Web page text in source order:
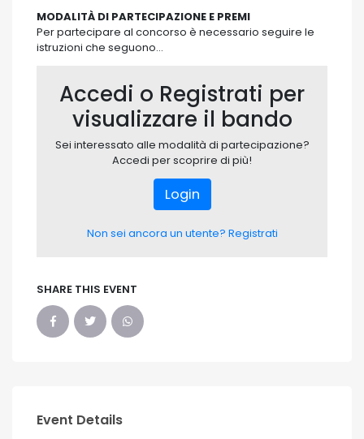
MODALITÀ DI PARTECIPAZIONE E PREMI
Per partecipare al concorso è necessario seguire le
istruzioni che seguono…
Accedi o Registrati per
visualizzare il bando
Sei interessato alle modalità di partecipazione?
Accedi per scoprire di più!
Login
Non sei ancora un utente? Registrati
SHARE THIS EVENT
Event Details